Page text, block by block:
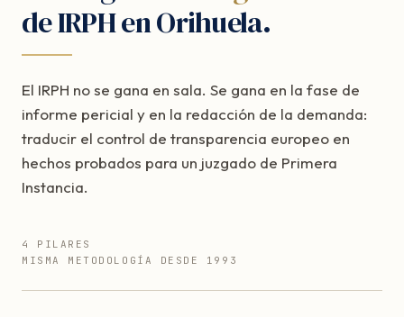
de IRPH en Orihuela.
El IRPH no se gana en sala. Se gana en la fase de
informe pericial y en la redacción de la demanda:
traducir el control de transparencia europeo en
hechos probados para un juzgado de Primera
Instancia.
4 PILARES
MISMA METODOLOGÍA DESDE 1993